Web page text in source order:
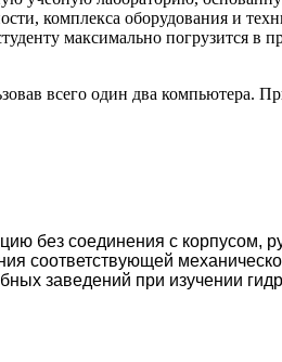
комплекса оборудования и
максимально погрузится в
всего один два компьютера.
без соединения с корпусом,
соответствующей
заведений при изучении